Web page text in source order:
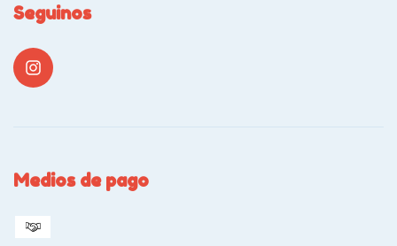
Seguinos
Medios de pago